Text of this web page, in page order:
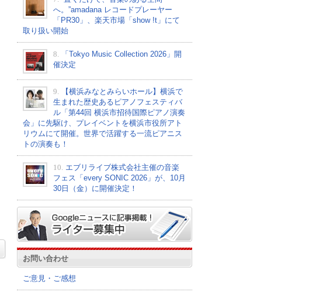
へ。”amadana レコードプレーヤー
「PR30」、楽天市場「show !t」にて
取り扱い開始
8.
「Tokyo Music Collection 2026」開
催決定
9.
【横浜みなとみらいホール】横浜で
生まれた歴史あるピアノフェスティバ
ル「第44回 横浜市招待国際ピアノ演奏
会」に先駆け、プレイベントを横浜市役所アト
リウムにて開催。世界で活躍する一流ピアニス
トの演奏も！
10. エブリライブ株式会社主催の音楽
フェス「every SONIC 2026」が、10月
30日（金）に開催決定！
お問い合わせ
ご意見・ご感想